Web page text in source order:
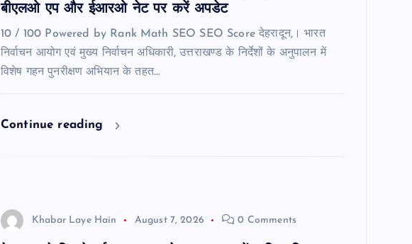
बीएलओ एप और ईआरओ नेट पर करें अपडेट
10 / 100 Powered by Rank Math SEO SEO Score देहरादून,। भारत
निर्वाचन आयोग एवं मुख्य निर्वाचन अधिकारी, उत्तराखण्ड के निर्देशों के अनुपालन में
विशेष गहन पुनरीक्षण अभियान के तहत…
Continue reading
Khabar Laye Hain August 7, 2026 0 Comments